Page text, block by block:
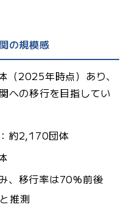
の規模感
2025年時点）あり、
への移行を目指してい
約2,170団体
、移行率は70%前後
推測